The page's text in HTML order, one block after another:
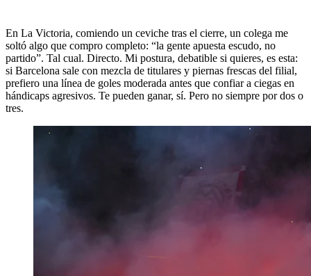
En La Victoria, comiendo un ceviche tras el cierre, un colega me
soltó algo que compro completo: “la gente apuesta escudo, no
partido”. Tal cual. Directo. Mi postura, debatible si quieres, es esta:
si Barcelona sale con mezcla de titulares y piernas frescas del filial,
prefiero una línea de goles moderada antes que confiar a ciegas en
hándicaps agresivos. Te pueden ganar, sí. Pero no siempre por dos o
tres.